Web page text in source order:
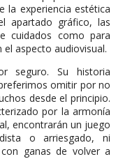
la experiencia estética
apartado gráfico, las
cuidados como para
aspecto audiovisual.
seguro. Su historia
omitir por no
desde el principio.
por la armonía
encontrarán un juego
o arriesgado, ni
ganas de volver a